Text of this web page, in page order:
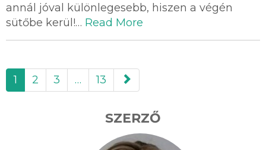
annál jóval különlegesebb, hiszen a végén
sütőbe kerül!… Read More
paging-
navigation
1 2 3 … 13
SZERZŐ